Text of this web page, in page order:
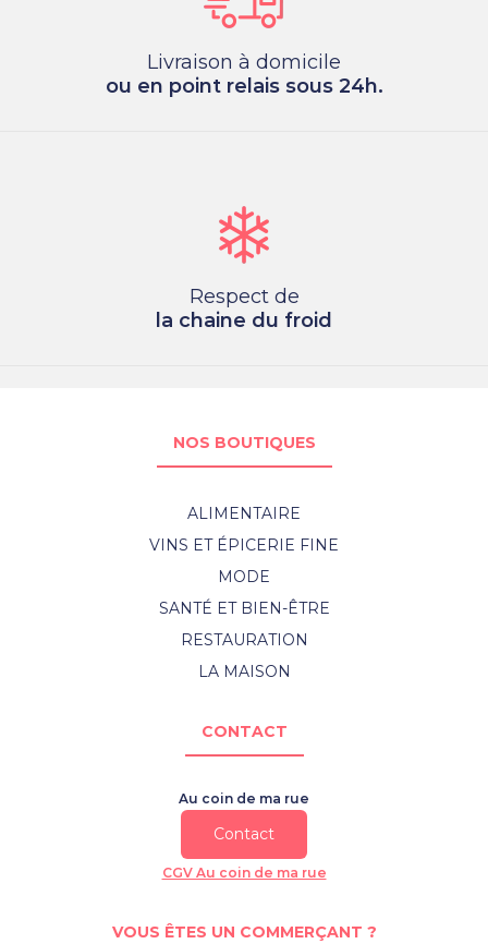
Livraison à domicile
ou en point relais sous 24h.
Respect de
la chaine du froid
NOS BOUTIQUES
ALIMENTAIRE
VINS ET ÉPICERIE FINE
MODE
SANTÉ ET BIEN-ÊTRE
RESTAURATION
LA MAISON
CONTACT
Au coin de ma rue
Contact
CGV Au coin de ma rue
VOUS ÊTES UN COMMERÇANT ?